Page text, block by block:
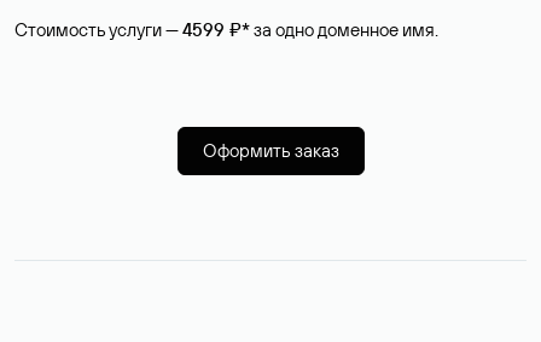
Стоимость услуги —4599 ₽*за одно доменное имя.
Оформить заказ